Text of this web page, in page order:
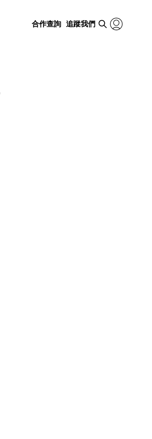
合作查詢 追蹤我們